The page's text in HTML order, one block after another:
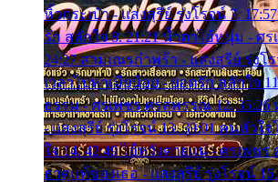
หิ้วกระเป๋า - แสงสุรีย์ รุ่งโรจน์ 7.
รัก สลักใจ 8. 21:21 น้ำตาไอ้หนุ่ม - ศ
24:27 สามเณรกำพร้า - แสงสุรีย์ รุ่งโ
เวลาไปหาเมียน้อย - ยอดรัก สลักใจ
ธรรม - ศรเพชร ศรสุพรรณ 12.
- แสงสุรีย์ รุ่งโรจน์ 13. 39:01 คนหัวใ
ใจ 14. 42:49 ไอ้หวังตายแน่ - ศรเพชร
ธาตุแท้ของเธอ - แสงสุรีย์ รุ่งโรจน์